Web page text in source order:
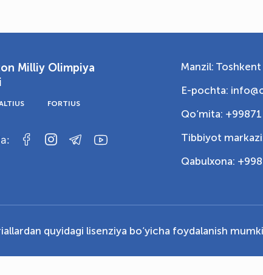
Milliy Olimpiya
FORTIUS
Manzil:
E-pochta:
Qo‘mita:
Tibbiyot
Qabulxona:
quyidagi lisenziya bo‘yicha foydalanish